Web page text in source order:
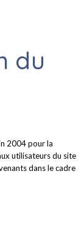
du
2004 pour la
utilisateurs du site
dans le cadre